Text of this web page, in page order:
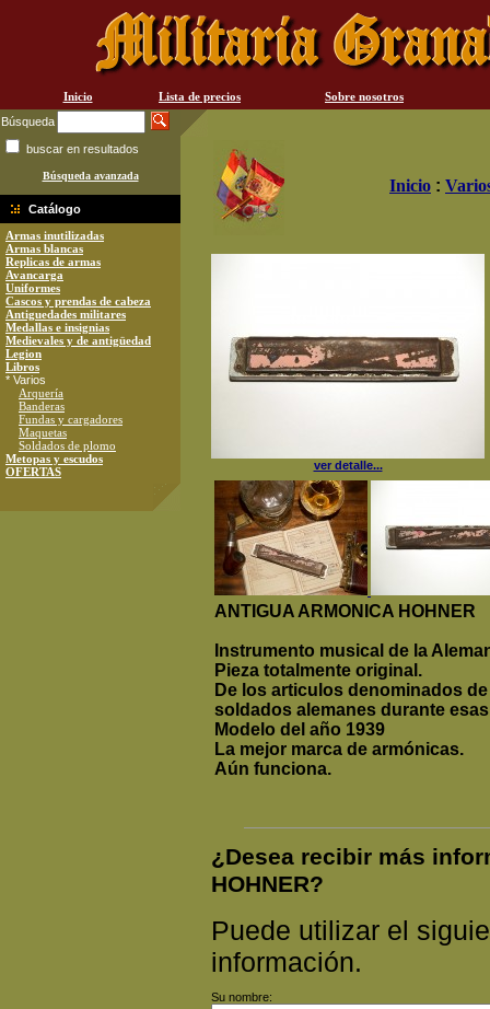
Inicio Lista de precios
Sobre nosotros
Búsqueda
buscar en resultados
Búsqueda avanzada
Catálogo
Armas inutilizadas
Armas blancas
Replicas de armas
Avancarga
Uniformes
Cascos y prendas de cabeza
Antiguedades militares
Medallas e insignias
Medievales y de antigüedad
Legion
Libros
* Varios
Arquería
Banderas
Fundas y cargadores
Maquetas
Soldados de plomo
Metopas y escudos
OFERTAS
Inicio :
ver detalle...
ANTIGUA ARMONICA HOHNER
Instrumento musical de la
Pieza totalmente original.
De los articulos denominados
soldados alemanes durante
Modelo del año 1939
La mejor marca de armónicas.
Aún funciona.
¿Desea recibir más
HOHNER?
Puede utilizar el
información.
Su nombre: